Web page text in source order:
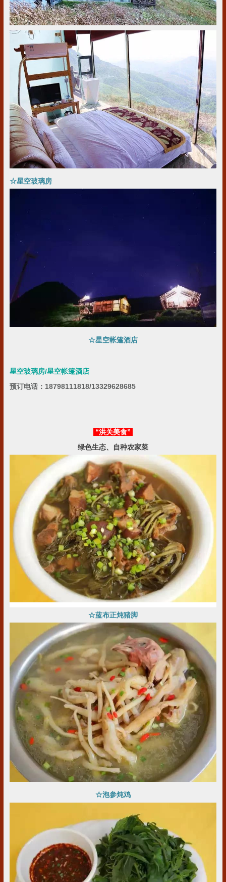
☆星空玻璃房
☆星空帐篷酒店
星空玻璃房/星空帐篷酒店
预订电话： 18798111818/13329628685
“洪关美食”
绿色生态、自种农家菜
☆蓝布正炖猪脚
☆泡参炖鸡